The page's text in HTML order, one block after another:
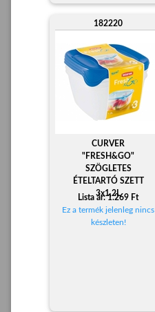
182220
CURVER
"FRESH&GO"
SZÖGLETES
ÉTELTARTÓ SZETT
3x1,2L
Lista ár: 1.269 Ft
Ez a termék jelenleg nincs
készleten!